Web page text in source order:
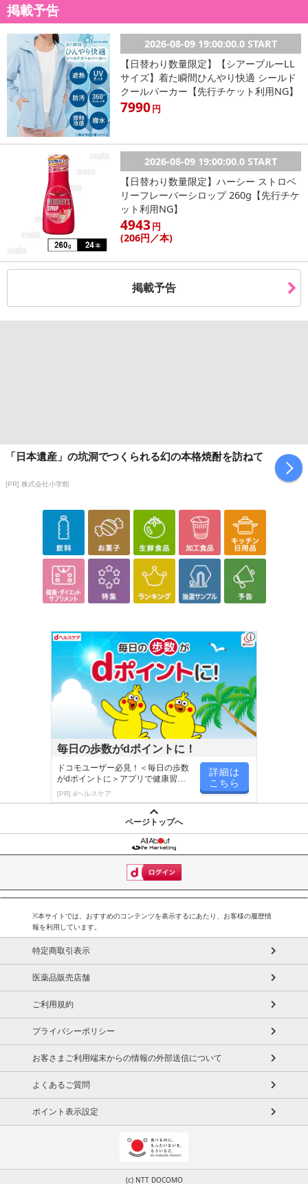
掲載予告
2026-08-09 19:00:00.0 START
【日替わり数量限定】【シアーブルーLL
サイズ】着た瞬間ひんやり快適 シールド
クールパーカー【先行チケット利用NG】
7990円
2026-08-09 19:00:00.0 START
【日替わり数量限定】ハーシー ストロベ
リーフレーバーシロップ 260g【先行チケ
ット利用NG】
4943円
(206円／本)
掲載予告
「日本遺産」の坑洞でつくられる幻の本格焼酎を訪ねて
[PR] 株式会社小学館
毎日の歩数がdポイントに！
ドコモユーザー必見！＜毎日の歩数
がdポイントに＞アプリで健康習慣
が楽しく続く
[PR] dヘルスケア
詳細は
こちら
ページトップへ
※本サイトでは、おすすめのコンテンツを表示するにあたり、お客様の履歴情
報を利用しています。
特定商取引表示
医薬品販売店舗
ご利用規約
プライバシーポリシー
お客さまご利用端末からの情報の外部送信について
よくあるご質問
ポイント表示設定
(c) NTT DOCOMO